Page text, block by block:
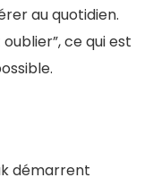
au quotidien.
ce qui est
démarrent